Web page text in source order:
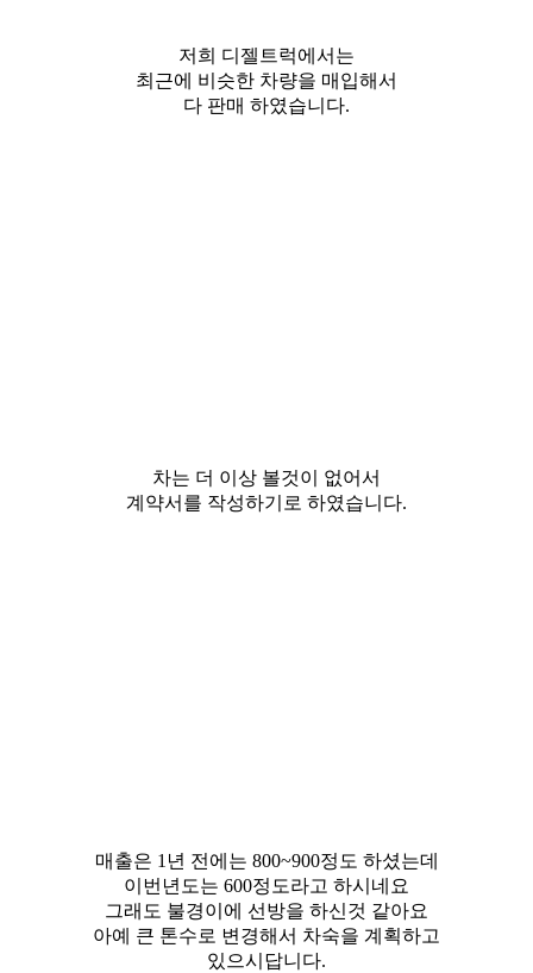
저희 디젤트럭에서는
최근에 비슷한 차량을 매입해서
다 판매 하였습니다.
차는 더 이상 볼것이 없어서
계약서를 작성하기로 하였습니다.
매출은 1년 전에는 800~900정도 하셨는데
이번년도는 600정도라고 하시네요
그래도 불경이에 선방을 하신것 같아요
아예 큰 톤수로 변경해서 차숙을 계획하고
있으시답니다.